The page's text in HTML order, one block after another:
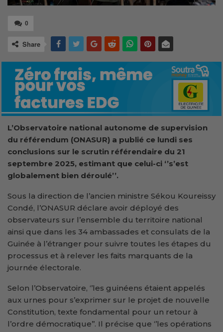
0
Share
L’Observatoire national autonome de supervision
du référendum (ONASUR) a publié ce lundi ses
conclusions sur le scrutin référendaire du 21
septembre 2025, estimant que celui-ci ‘’s’est
globalement bien déroulé’’.
Sous la direction de l’ancien ministre Sékou Koureissy
Condé, l’ONASUR déclare avoir déployé des
observateurs sur l’ensemble du territoire national
ainsi que dans les 34 ambassades et consulats de la
Guinée à l’étranger pour suivre toutes les étapes du
processus et à relever les faits marquants de la
journée électorale.
Selon l’Observatoire, ‘’les guinéens étaient appelés
aux urnes pour s’exprimer sur le projet de nouvelle
Constitution, texte fondamental pour un retour à
l’ordre démocratique’’. Il précise que ‘’les opérations